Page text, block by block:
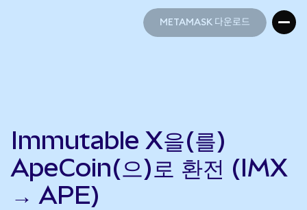
METAMASK 다운로드
Immutable X을(를)
ApeCoin(으)로 환전 (IMX
→ APE)